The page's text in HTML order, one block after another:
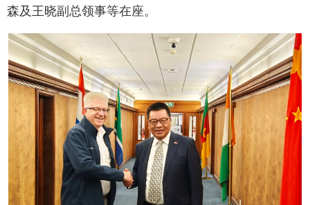
森及王晓副总领事等在座。